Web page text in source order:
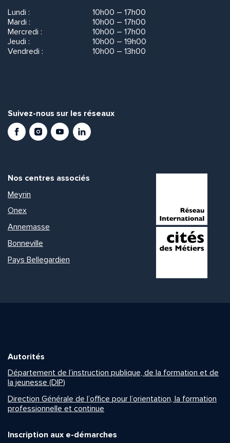
Lundi :
10h00 – 17h00
Mardi :
10h00 – 17h00
Mercredi :
10h00 – 17h00
Jeudi :
10h00 – 19h00
Vendredi :
10h00 – 13h00
Suivez-nous sur les réseaux
FacebookInstagramYoutubeLinkedIn
Nos centres associés
Meyrin
Onex
Annemasse
Bonneville
Pays Bellegardien
Autorités
Département de l’instruction publique, de la formation et de
la jeunesse (DIP)
Direction Générale de l’office pour l’orientation, la formation
professionnelle et continue
Inscription aux e-démarches